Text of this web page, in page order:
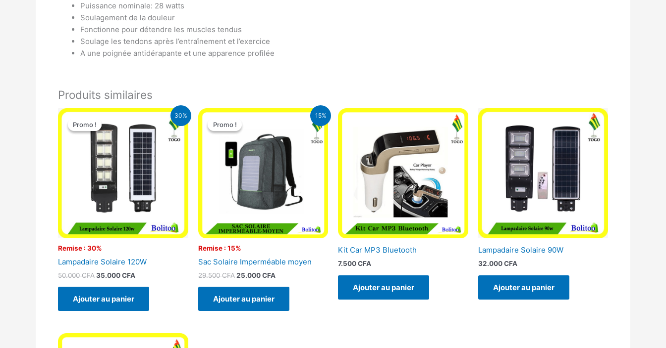
Puissance nominale: 28 watts
Soulagement de la douleur
Fonctionne pour détendre les muscles tendus
Soulage les tendons après l’entraînement et l’exercice
A une poignée antidérapante et une apparence profilée
Produits similaires
30%
Promo !
Remise : 30%
Promo !
Lampadaire Solaire 120W
50.000CFA
Le
prix
initial
était :
50.000 CFA.
35.000CFA
Le
actuel
est :
35.000 CFA.
Ajouter au panier
15%
Promo !
Remise : 15%
Promo !
Sac Solaire Imperméable moyen
29.500CFA
Le
prix
initial
29.500 CFA.
25.000CFA
Le
est :
25.000 CFA.
Ajouter au panier
Kit Car MP3 Bluetooth
7.500CFA
Ajouter au panier
Lampadaire Solaire 90W
32.000CFA
Ajouter au panier